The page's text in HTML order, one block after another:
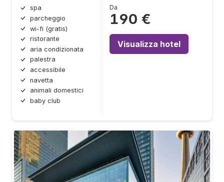
spa
parcheggio
wi-fi (gratis)
ristorante
aria condizionata
palestra
accessibile
navetta
animali domestici
baby club
Da
190 €
Visualizza hotel